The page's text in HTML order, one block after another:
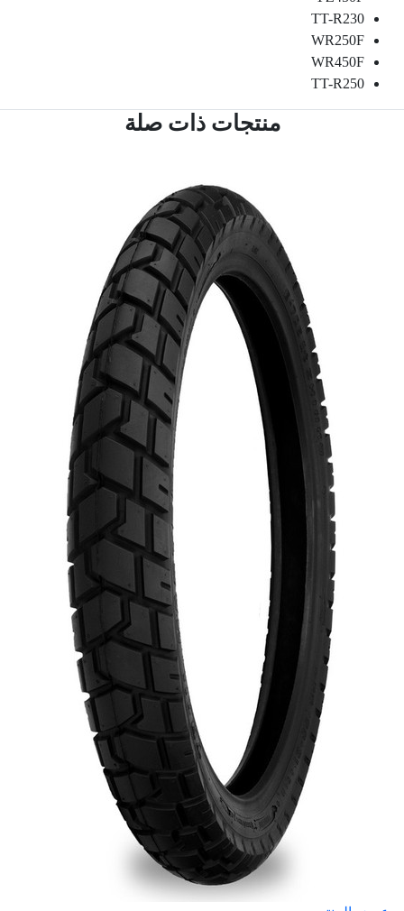
TT-R230
WR250F
WR450F
TT-R250
منتجات ذات صلة